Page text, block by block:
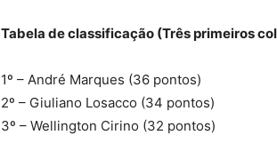
Tabela de classificação (Três primeiros
1º – André Marques (36 pontos)
2º – Giuliano Losacco (34 pontos)
3º – Wellington Cirino (32 pontos)